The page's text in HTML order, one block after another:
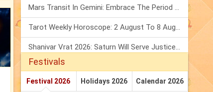
Mars Transit In Gemini: Embrace The Period Full Of Energy & Intelligence
Tarot Weekly Horoscope: 2 August To 8 August, 2026
Shanivar Vrat 2026: Saturn Will Serve Justice In Sawan Month!
Festivals
Festival 2026 Holidays 2026 Calendar 2026